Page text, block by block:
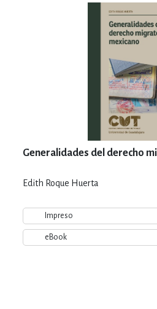
Generalidades del derecho
Edith Roque Huerta
Impreso
eBook